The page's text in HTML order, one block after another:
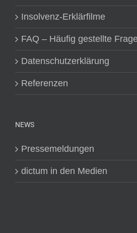
Insolvenz-Erklärfilme
FAQ – Häufig gestellte
Datenschutzerklärung
Referenzen
NEWS
Pressemeldungen
dictum in den Medien